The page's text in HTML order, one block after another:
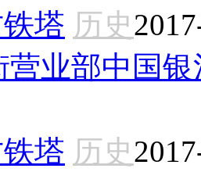
塔 历史
营业部中国
塔 历史